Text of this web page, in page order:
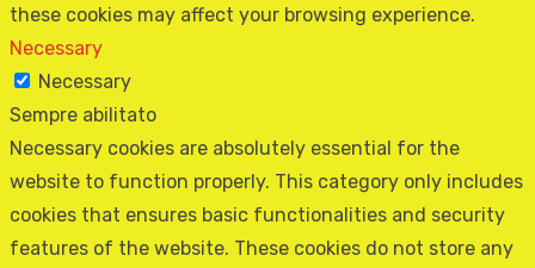
these cookies may affect your browsing experience.
Necessary
Necessary
Sempre abilitato
Necessary cookies are absolutely essential for the
website to function properly. This category only includes
cookies that ensures basic functionalities and security
features of the website. These cookies do not store any